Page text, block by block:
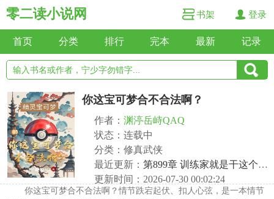
零二读小说网 书架 登录
首页 分类 排行 完本 最新 记录
你这宝可梦合不合法啊？
作者： 渊渟岳峙QAQ
状态：连载中
分类：修真武侠
最近更新： 第899章 训练家就是干这个的！
更新时间：2026-07-30 00:02:24
你这宝可梦合不合法啊？情节跌宕起伏、扣人心弦，是一本情节